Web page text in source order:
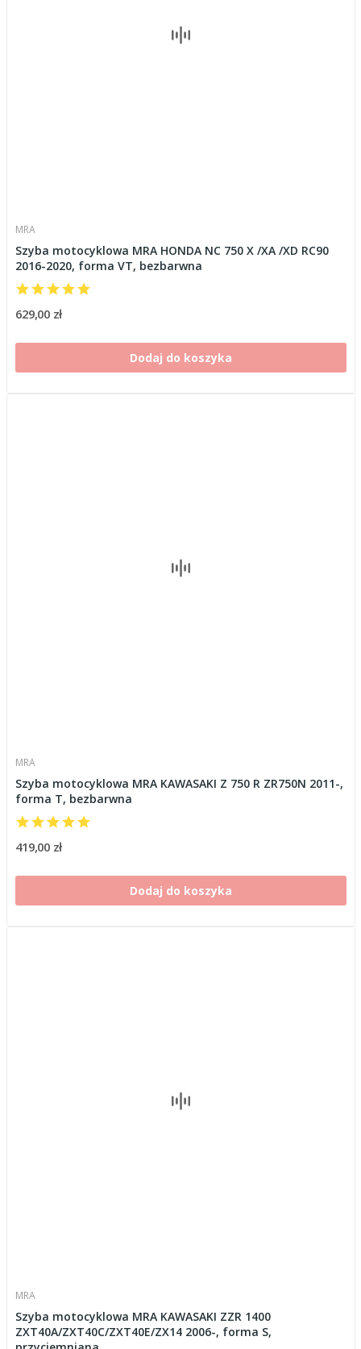
MRA
Szyba motocyklowa MRA HONDA NC 750 X /XA /XD RC90
2016-2020, forma VT, bezbarwna
629,00 zł
Dodaj do koszyka
MRA
Szyba motocyklowa MRA KAWASAKI Z 750 R ZR750N 2011-,
forma T, bezbarwna
419,00 zł
Dodaj do koszyka
MRA
Szyba motocyklowa MRA KAWASAKI ZZR 1400
ZXT40A/ZXT40C/ZXT40E/ZX14 2006-, forma S,